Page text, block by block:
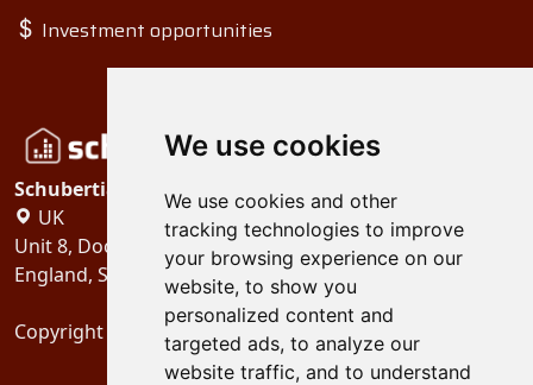
We use cookies
We use cookies and other
tracking technologies to improve
your browsing experience on our
website, to show you
personalized content and
targeted ads, to analyze our
website traffic, and to understand
Investment opportunities
Schubertiades, Ltd.
UK
Unit 8, Dock Offices, Surrey Quays Road, London
England, SE16 2XU
Copyright 2024 Schubertiades, Ltd.